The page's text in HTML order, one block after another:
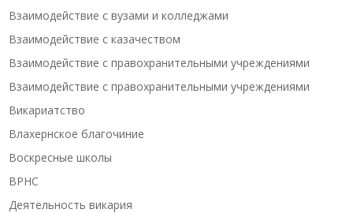
Взаимодействие с вузами и колледжами
Взаимодействие с казачеством
Взаимодействие с правохранительными учреждениями
Взаимодействие с правохранительными учреждениями
Викариатство
Влахернское благочиние
Воскресные школы
ВРНС
Деятельность викария